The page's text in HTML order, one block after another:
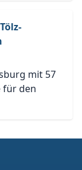
mit 57
für den